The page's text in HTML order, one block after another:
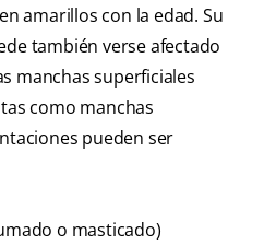
amarillos con la edad. Su
también verse afectado
manchas superficiales
como manchas
pueden ser
o masticado)